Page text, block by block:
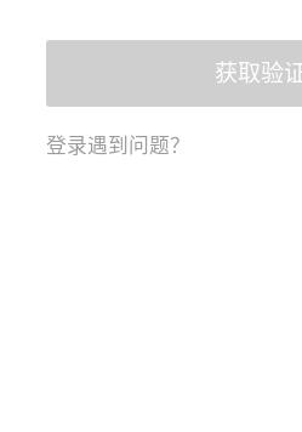
获取验
登录遇到问题？